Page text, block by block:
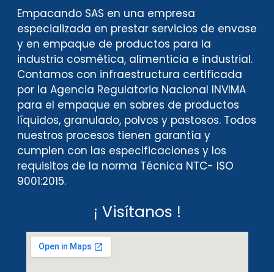
Empacando SAS en una empresa
especializada en prestar servicios de envase
y en empaque de productos para la
industria cosmética, alimenticia e industrial.
Contamos con infraestructura certificada
por la Agencia Regulatoria Nacional INVIMA
para el empaque en sobres de productos
líquidos, granulado, polvos y pastosos. Todos
nuestros procesos tienen garantía y
cumplen con las especificaciones y los
requisitos de la norma Técnica NTC- ISO
9001:2015.
¡ Visítanos !